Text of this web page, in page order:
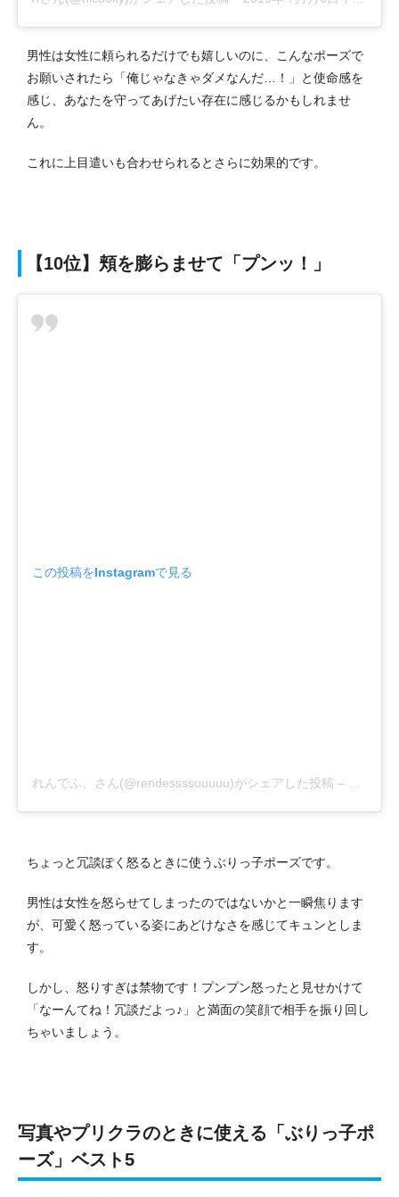
男性は女性に頼られるだけでも嬉しいのに、こんなポーズで
お願いされたら「俺じゃなきゃダメなんだ…！」と使命感を
感じ、あなたを守ってあげたい存在に感じるかもしれませ
ん。
これに上目遣いも合わせられるとさらに効果的です。
【10位】頬を膨らませて「プンッ！」
この投稿をInstagramで見る
れんでふ、さん(@rendessssuuuuu)がシェアした投稿 – 2019年
ちょっと冗談ぽく怒るときに使うぶりっ子ポーズです。
男性は女性を怒らせてしまったのではないかと一瞬焦ります
が、可愛く怒っている姿にあどけなさを感じてキュンとしま
す。
しかし、怒りすぎは禁物です！プンプン怒ったと見せかけて
「なーんてね！冗談だよっ♪」と満面の笑顔で相手を振り回し
ちゃいましょう。
写真やプリクラのときに使える「ぶりっ子ポ
ーズ」ベスト5